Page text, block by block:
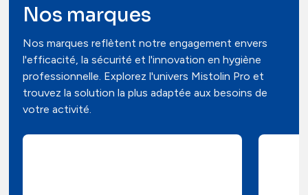
Nos marques
Nos marques reflètent notre engagement envers
l'efficacité, la sécurité et l'innovation en hygiène
professionnelle. Explorez l'univers Mistolin Pro et
trouvez la solution la plus adaptée aux besoins de
votre activité.